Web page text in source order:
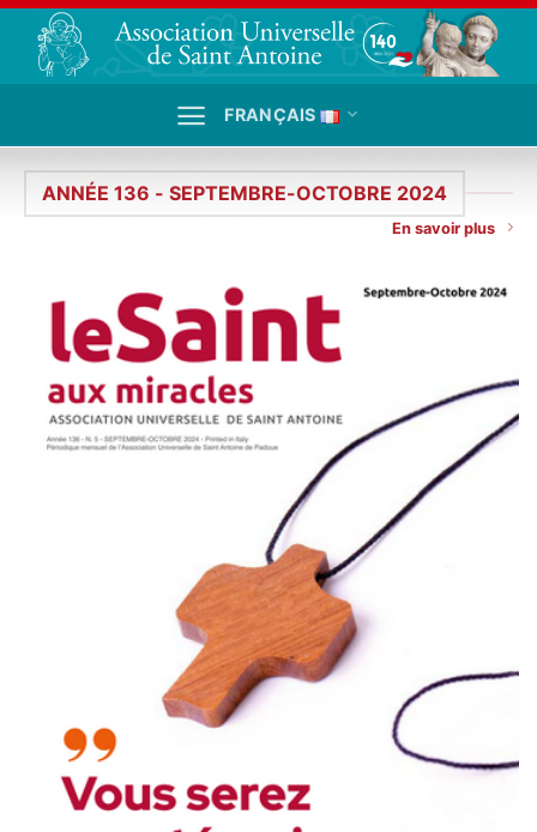
Passer
contenu
FRANÇAIS
ANNÉE 136 - SEPTEMBRE-OCTOBRE 2024
En savoir plus